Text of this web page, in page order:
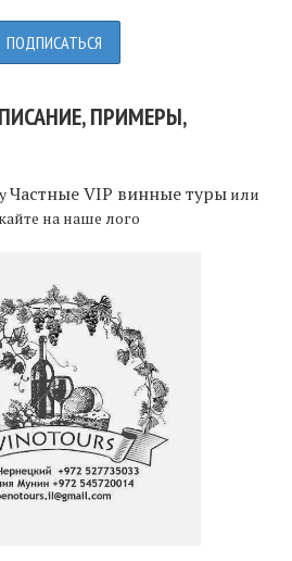
ПРИМЕРЫ,
Частные VIP винные турыили
на наше лого